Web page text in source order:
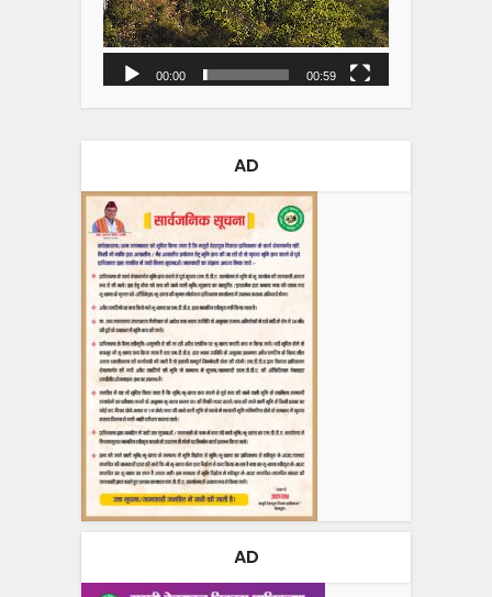
00:00 00:59
AD
AD